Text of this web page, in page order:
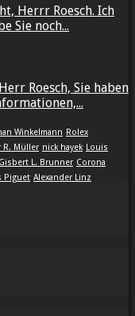
Herrr Roesch. Ich
Sie noch...
Roesch, Sie haben
Winkelmann Rolex
R. Müller nick hayek Louis
Gisbert L. Brunner Corona
Piguet Alexander Linz